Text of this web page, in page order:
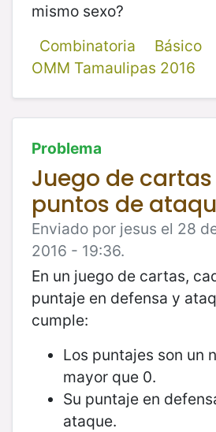
mismo sexo?
Combinatoria
Básico
OMM Tamaulipas 2016
Problema
Juego de
puntos de
Enviado por jesus el 28
2016 - 19:36.
En un juego de cartas,
puntaje en defensa y
cumple:
Los puntajes son un
mayor que 0.
Su puntaje en
ataque.